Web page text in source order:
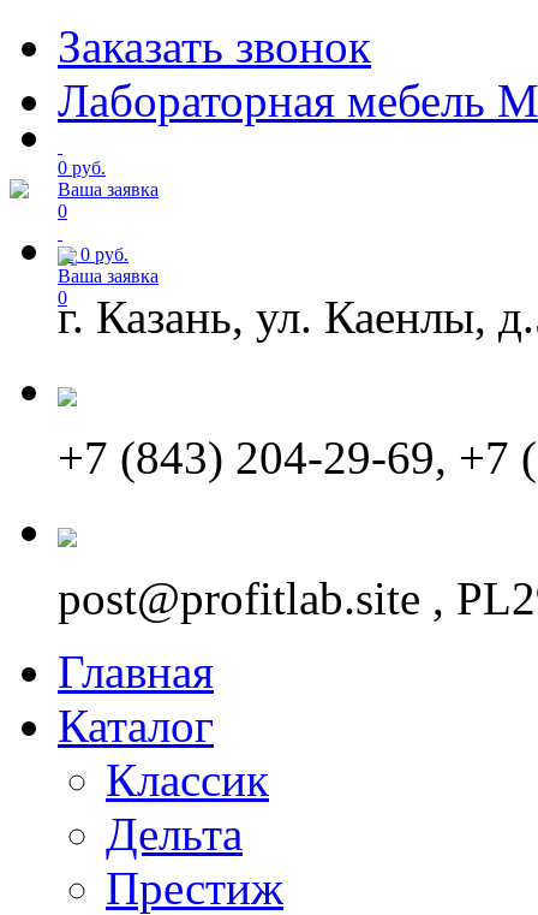
Заказать звонок
Лабораторная мебель
0 руб.
Ваша заявка
0
от0 руб.
Ваша заявка
0
г. Казань, ул. Каенлы,
+7 (843) 204-29-69, +7
post@profitlab.site ,
Главная
Каталог
Классик
Дельта
Престиж